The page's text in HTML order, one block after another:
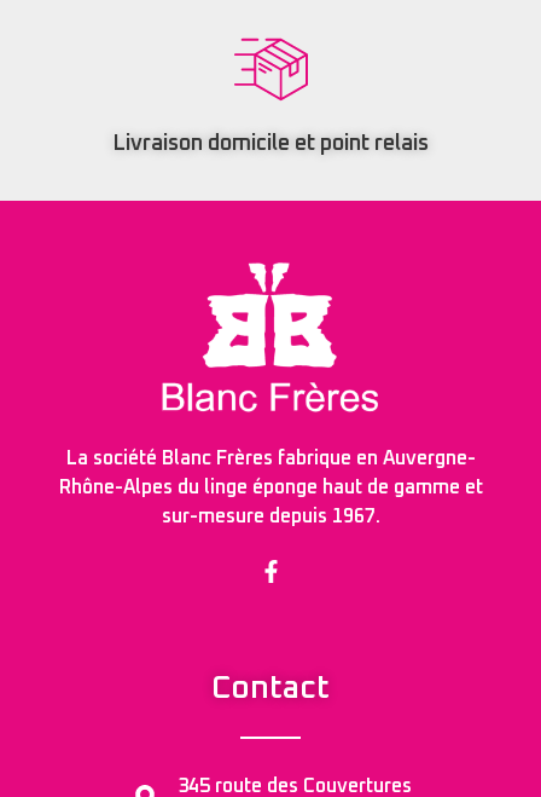
Livraison domicile et point relais
La société Blanc Frères fabrique en Auvergne-
Rhône-Alpes du linge éponge haut de gamme et
sur-mesure depuis 1967.
Contact
345 route des Couvertures